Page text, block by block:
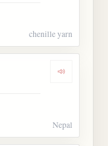
chenille yarn
Dengarkan
Nepal